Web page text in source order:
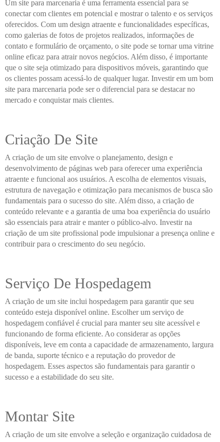
Um site para marcenaria é uma ferramenta essencial para se
conectar com clientes em potencial e mostrar o talento e os serviços
oferecidos. Com um design atraente e funcionalidades específicas,
como galerias de fotos de projetos realizados, informações de
contato e formulário de orçamento, o site pode se tornar uma vitrine
online eficaz para atrair novos negócios. Além disso, é importante
que o site seja otimizado para dispositivos móveis, garantindo que
os clientes possam acessá-lo de qualquer lugar. Investir em um bom
site para marcenaria pode ser o diferencial para se destacar no
mercado e conquistar mais clientes.
Criação De Site
A criação de um site envolve o planejamento, design e
desenvolvimento de páginas web para oferecer uma experiência
atraente e funcional aos usuários. A escolha de elementos visuais,
estrutura de navegação e otimização para mecanismos de busca são
fundamentais para o sucesso do site. Além disso, a criação de
conteúdo relevante e a garantia de uma boa experiência do usuário
são essenciais para atrair e manter o público-alvo. Investir na
criação de um site profissional pode impulsionar a presença online e
contribuir para o crescimento do seu negócio.
Serviço De Hospedagem
A criação de um site inclui hospedagem para garantir que seu
conteúdo esteja disponível online. Escolher um serviço de
hospedagem confiável é crucial para manter seu site acessível e
funcionando de forma eficiente. Ao considerar as opções
disponíveis, leve em conta a capacidade de armazenamento, largura
de banda, suporte técnico e a reputação do provedor de
hospedagem. Esses aspectos são fundamentais para garantir o
sucesso e a estabilidade do seu site.
Montar Site
A criação de um site envolve a seleção e organização cuidadosa de